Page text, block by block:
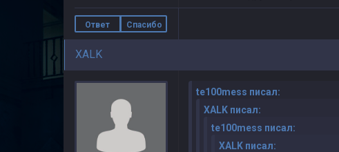
Ответ Спасибо
XALK
te100mess писал:
XALK писал:
te100mess писал:
XALK писал: